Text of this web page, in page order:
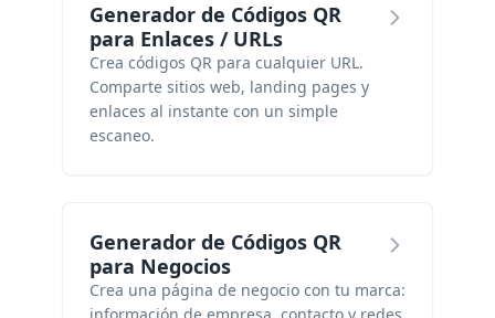
Generador de Códigos QR
para Enlaces / URLs
Crea códigos QR para cualquier URL.
Comparte sitios web, landing pages y
enlaces al instante con un simple
escaneo.
Generador de Códigos QR
para Negocios
Crea una página de negocio con tu marca: